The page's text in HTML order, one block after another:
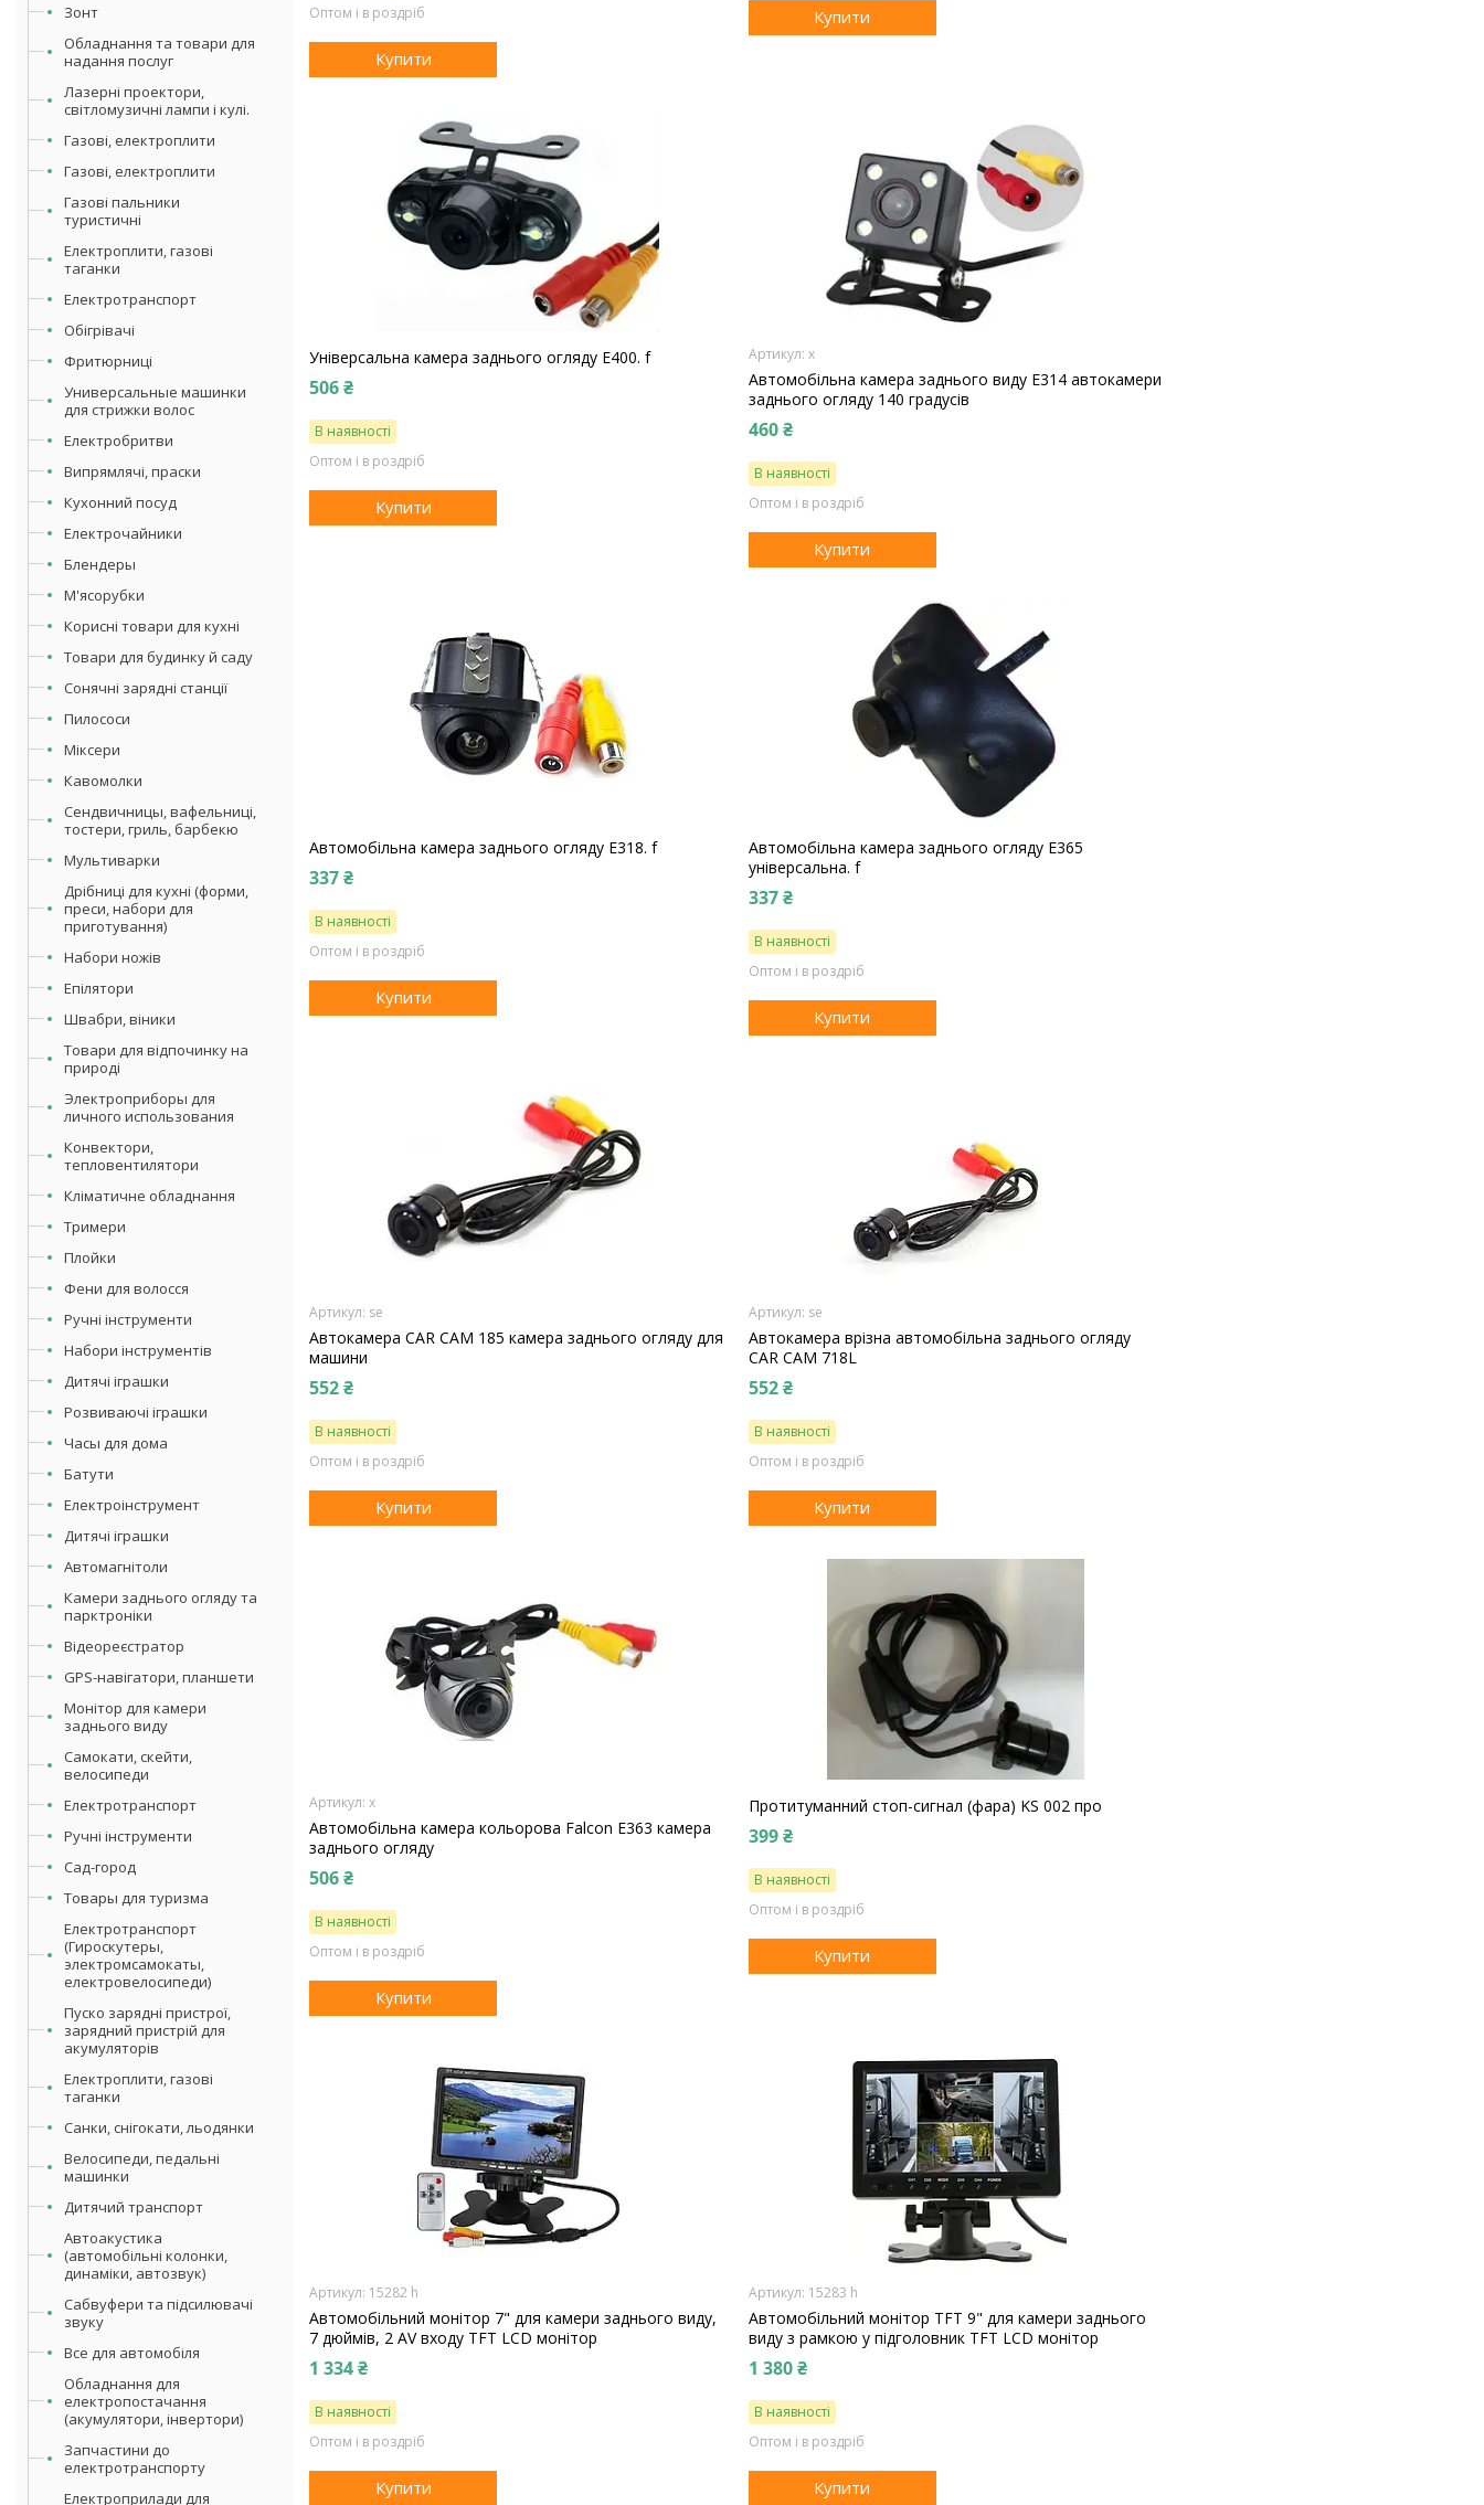
Зонт
Обладнання та товари для
надання послуг
Лазерні проектори,
світломузичні лампи і кулі.
Газові, електроплити
Газові, електроплити
Газові пальники
туристичні
Електроплити, газові
таганки
Електротранспорт
Обігрівачі
Фритюрниці
Универсальные машинки
для стрижки волос
Електробритви
Випрямлячі, праски
Кухонний посуд
Електрочайники
Блендеры
М'ясорубки
Корисні товари для кухні
Товари для будинку й саду
Сонячні зарядні станції
Пилососи
Міксери
Кавомолки
Сендвичницы, вафельниці,
тостери, гриль, барбекю
Мультиварки
Дрібниці для кухні (форми,
преси, набори для
приготування)
Набори ножів
Епілятори
Швабри, віники
Товари для відпочинку на
природі
Электроприборы для
личного использования
Конвектори,
тепловентилятори
Кліматичне обладнання
Тримери
Плойки
Фени для волосся
Ручні інструменти
Набори інструментів
Дитячі іграшки
Розвиваючі іграшки
Часы для дома
Батути
Електроінструмент
Дитячі іграшки
Автомагнітоли
Камери заднього огляду та
парктроніки
Відеореєстратор
GPS-навігатори, планшети
Монітор для камери
заднього виду
Самокати, скейти,
велосипеди
Електротранспорт
Ручні інструменти
Сад-город
Товары для туризма
Електротранспорт
(Гироскутеры,
электромсамокаты,
електровелосипеди)
Пуско зарядні пристрої,
зарядний пристрій для
акумуляторів
Електроплити, газові
таганки
Санки, снігокати, льодянки
Велосипеди, педальні
машинки
Дитячий транспорт
Автоакустика
(автомобільні колонки,
динаміки, автозвук)
Сабвуфери та підсилювачі
звуку
Все для автомобіля
Обладнання для
електропостачання
(акумулятори, інвертори)
Запчастини до
електротранспорту
Електроприлади для
Оптом і в роздріб
Купити
Купити
Універсальна камера заднього огляду E400. f
506 ₴
В наявності
Оптом і в роздріб
Купити
х
Автомобільна камера заднього виду E314 автокамери
заднього огляду 140 градусів
460 ₴
В наявності
Оптом і в роздріб
Купити
Автомобільна камера заднього огляду E318. f
337 ₴
В наявності
Оптом і в роздріб
Купити
Автомобільна камера заднього огляду E365
універсальна. f
337 ₴
В наявності
Оптом і в роздріб
Купити
se
Автокамера CAR CAM 185 камера заднього огляду для
машини
552 ₴
В наявності
Оптом і в роздріб
Купити
se
Автокамера врізна автомобільна заднього огляду
CAR CAM 718L
552 ₴
В наявності
Оптом і в роздріб
Купити
х
Автомобільна камера кольорова Falcon E363 камера
заднього огляду
506 ₴
В наявності
Оптом і в роздріб
Купити
Протитуманний стоп-сигнал (фара) KS 002 про
399 ₴
В наявності
Оптом і в роздріб
Купити
15282 h
Автомобільний монітор 7" для камери заднього виду,
7 дюймів, 2 AV входу TFT LCD монітор
1 334 ₴
В наявності
Оптом і в роздріб
Купити
15283 h
Автомобільний монітор TFT 9" для камери заднього
виду з рамкою у підголовник TFT LCD монітор
1 380 ₴
В наявності
Оптом і в роздріб
Купити